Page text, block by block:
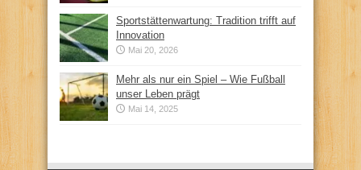
Sportstättenwartung: Tradition trifft auf
Innovation
Mai 20, 2026
Mehr als nur ein Spiel – Wie Fußball
unser Leben prägt
Mai 14, 2025